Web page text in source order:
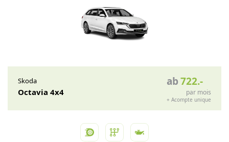
Skoda
Octavia 4x4
ab722.-
par mois
+ Acompte unique